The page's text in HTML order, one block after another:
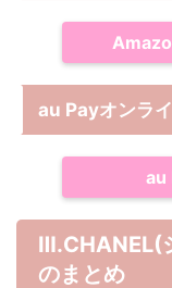
au Payオンラ
au
Ⅲ.CHANEL(
のまとめ